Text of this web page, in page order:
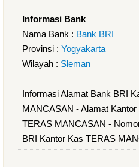
Informasi Bank
Nama Bank : Bank BRI
Provinsi : Yogyakarta
Wilayah : Sleman
Informasi Alamat Bank BRI
MANCASAN - Alamat
TERAS MANCASAN -
BRI Kantor Kas TERAS